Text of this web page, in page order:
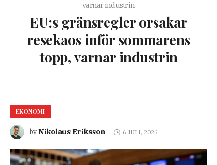
varnar industrin
EU:s gränsregler orsakar
resekaos inför sommarens
topp, varnar industrin
EKONOMI
byNikolaus Eriksson 6 JULI, 2026